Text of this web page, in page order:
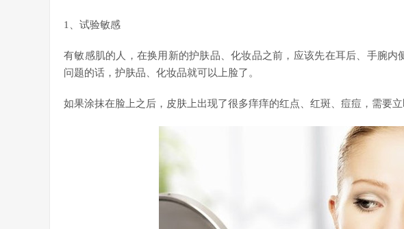
1、试验敏感
有敏感肌的人，在换用新的护肤品、化妆品之前，应该先在耳后、手腕
问题的话，护肤品、化妆品就可以上脸了。
如果涂抹在脸上之后，皮肤上出现了很多痒痒的红点、红斑、痘痘，需要立